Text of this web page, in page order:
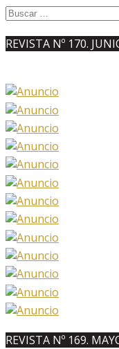
Buscar:
REVISTA Nº 170.
REVISTA Nº 169.